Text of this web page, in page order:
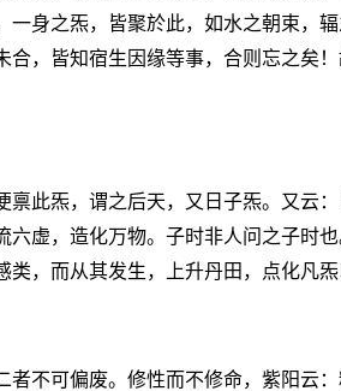
身之炁，皆聚於此，如水之朝束，
，皆知宿生因缘等事，合则忘之矣
此炁，谓之后天，又日子炁。又云
虚，造化万物。子时非人问之子时
，而从其发生，上升丹田，点化凡炁
不可偏废。修性而不修命，紫阳云